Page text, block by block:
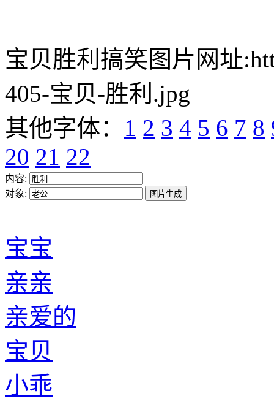
宝贝胜利搞笑图片网址
405-宝贝-胜利.jpg
其他字体： 1 2 3 4 5 6 7 8
20 21 22
内容:
对象:
宝宝
亲亲
亲爱的
宝贝
小乖